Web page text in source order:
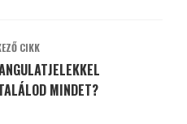
CIKK
MINDET?